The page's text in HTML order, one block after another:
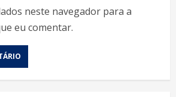
neste navegador para a
eu comentar.